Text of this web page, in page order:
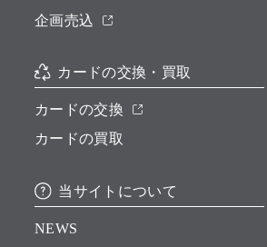
企画売込
カードの交換・買取
カードの交換
カードの買取
当サイトについて
NEWS